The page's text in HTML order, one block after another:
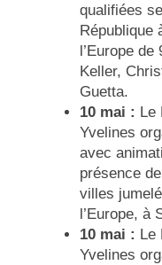
qualifiées
République
l’Europe de
Keller,
Guetta.
10 mai : Le
Yvelines
avec
présence
villes
l’Europe, à
10 mai : Le
Yvelines